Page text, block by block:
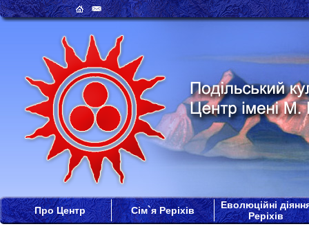
Про Центр Сім`я Реріхів
Еволюційні
Реріхів